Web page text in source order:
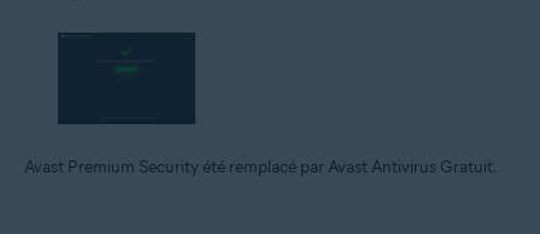
Avast Premium Security été remplacé par Avast Antivirus Gratuit.